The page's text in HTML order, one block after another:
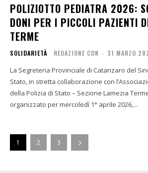
POLIZIOTTO PEDIATRA 2026:
DONI PER I PICCOLI PAZIENTI
TERME
SOLIDARIETÀ REDAZIONE CDN - 31 MARZO
La Segreteria Provinciale di Catanzaro del
Stato, in stretta collaborazione con
della Polizia di Stato – Sezione Lamezia
organizzato per mercoledì 1° aprile 2026,...
1 2 3